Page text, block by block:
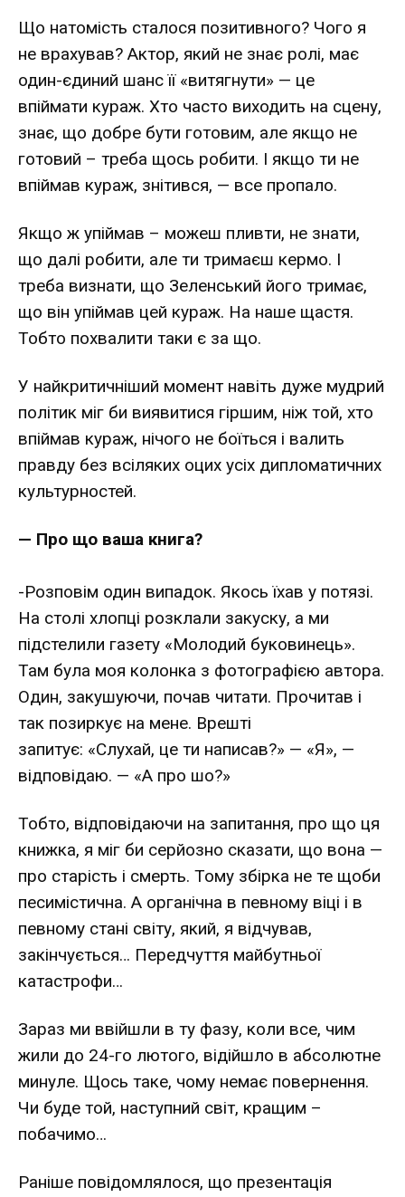
Що натомість сталося позитивного? Чого я
не врахував? Актор, який не знає ролі, має
один-єдиний шанс її «витягнути» — це
впіймати кураж. Хто часто виходить на сцену,
знає, що добре бути готовим, але якщо не
готовий – треба щось робити. І якщо ти не
впіймав кураж, знітився, — все пропало.
Якщо ж упіймав – можеш пливти, не знати,
що далі робити, але ти тримаєш кермо. І
треба визнати, що Зеленський його тримає,
що він упіймав цей кураж. На наше щастя.
Тобто похвалити таки є за що.
У найкритичніший момент навіть дуже мудрий
політик міг би виявитися гіршим, ніж той, хто
впіймав кураж, нічого не боїться і валить
правду без всіляких оцих усіх дипломатичних
культурностей.
— Про що ваша книга?
-Розповім один випадок. Якось їхав у потязі.
На столі хлопці розклали закуску, а ми
підстелили газету «Молодий буковинець».
Там була моя колонка з фотографією автора.
Один, закушуючи, почав читати. Прочитав і
так позиркує на мене. Врешті
запитує: «Слухай, це ти написав?» — «Я», —
відповідаю. — «А про шо?»
Тобто, відповідаючи на запитання, про що ця
книжка, я міг би серйозно сказати, що вона —
про старість і смерть. Тому збірка не те щоби
песимістична. А органічна в певному віці і в
певному стані світу, який, я відчував,
закінчується… Передчуття майбутньої
катастрофи…
Зараз ми ввійшли в ту фазу, коли все, чим
жили до 24-го лютого, відійшло в абсолютне
минуле. Щось таке, чому немає повернення.
Чи буде той, наступний світ, кращим –
побачимо…
Раніше повідомлялося, що презентація